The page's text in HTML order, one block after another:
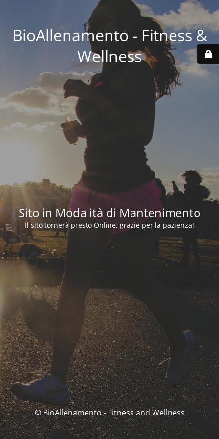
BioAllenamento - Fitness &
Wellness
Sito in Modalità di Mantenimento
Il sito tornerà presto Online, grazie per la pazienza!
© BioAllenamento - Fitness and Wellness